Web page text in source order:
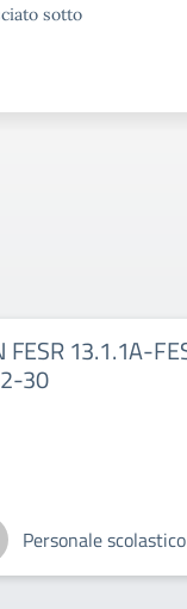
sotto
FESR 13.1.1A-
30
Personale scolastico